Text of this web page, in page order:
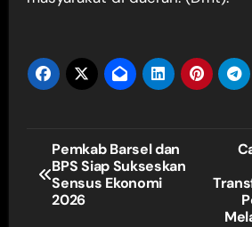
Navigasi
pos
Pemkab Barsel dan
BPS Siap Sukseskan
Sensus Ekonomi
2026